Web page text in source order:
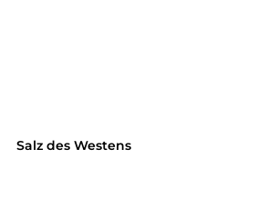
Salz des Westens